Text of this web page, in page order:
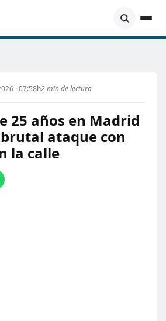
· 07:58h2 min de lectura
25 años en Madrid
ataque con
la calle